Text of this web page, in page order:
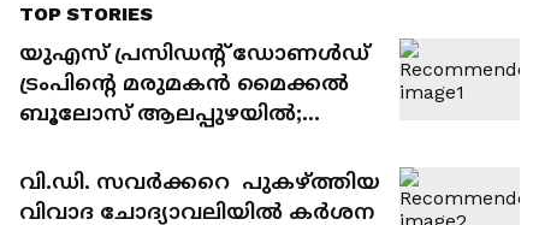
TOP STORIES
യുഎസ് പ്രസിഡൻ്റ് ഡോണൾഡ്
ട്രംപിൻ്റെ മരുമകൻ മൈക്കൽ
ബൂലോസ് ആലപ്പുഴയിൽ;
സംഘത്തോടൊപ്പം; വൈകിട്ട്
മടങ്ങും
വി.ഡി. സവർക്കറെ പുകഴ്ത്തിയ
വിവാദ ചോദ്യാവലിയിൽ കർശന